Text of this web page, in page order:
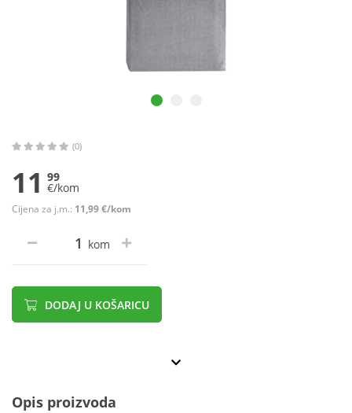
(0)
11 99
€/kom
Cijena za j.m.: 11,99 €/kom
kom
DODAJ U KOŠARICU
Opis proizvoda